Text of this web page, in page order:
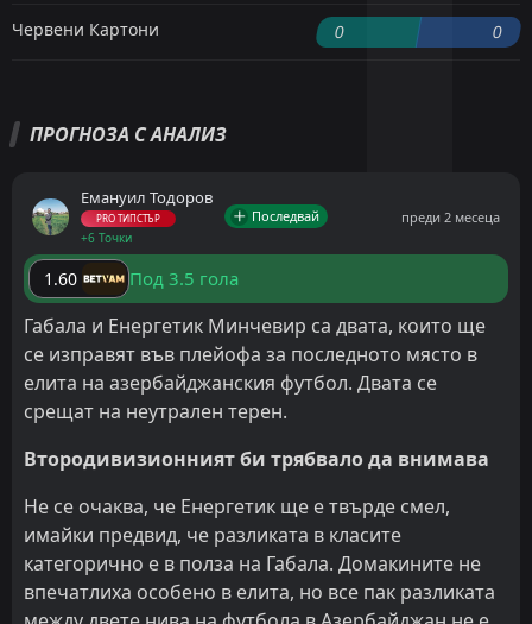
Червени Картони 0 0
ПРОГНОЗА С АНАЛИЗ
Емануил Тодоров
PRO ТИПСТЪР
+6 Точки
Последвай преди 2 месеца
1.60 Под 3.5 гола
Габала и Енергетик Минчевир са двата, които ще
се изправят във плейофа за последното място в
елита на азербайджанския футбол. Двата се
срещат на неутрален терен.
Втородивизионният би трябвало да внимава
Не се очаква, че Енергетик ще е твърде смел,
имайки предвид, че разликата в класите
категорично е в полза на Габала. Домакините не
впечатлиха особено в елита, но все пак разликата